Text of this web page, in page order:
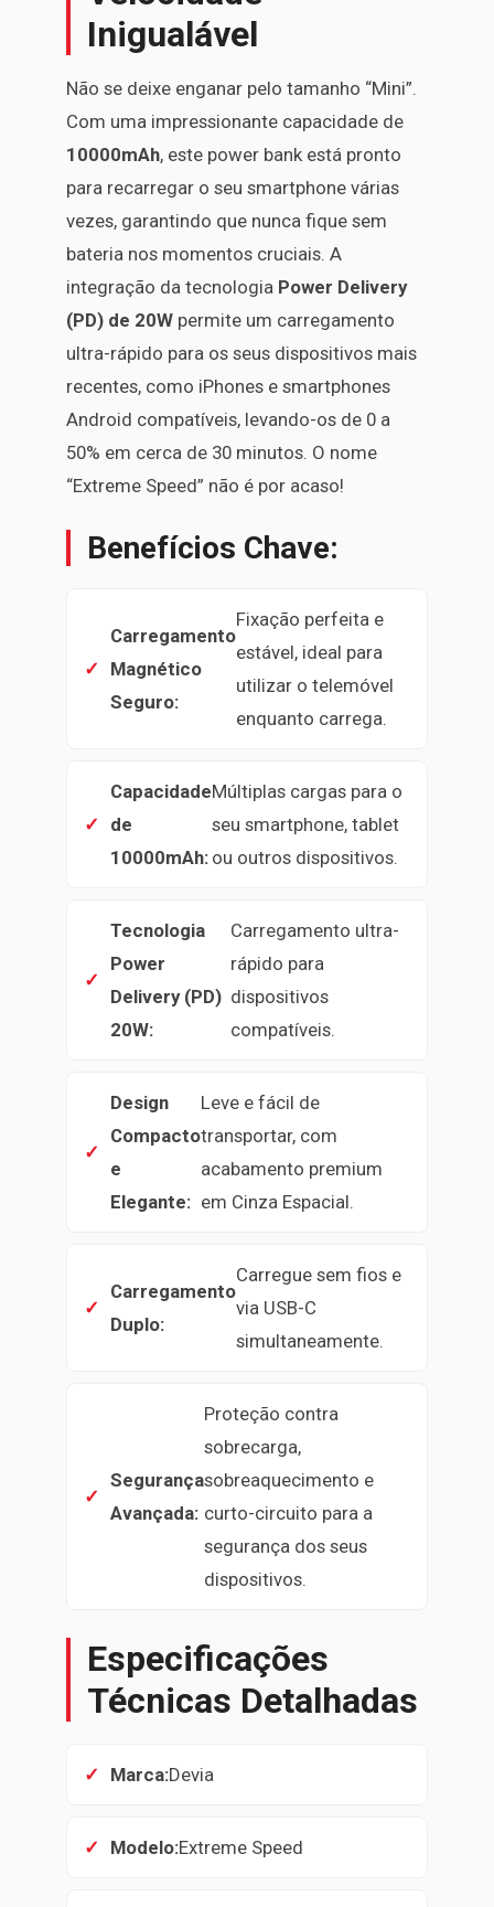
Inigualável
Não se deixe enganar pelo tamanho “Mini”.
Com uma impressionante capacidade de
10000mAh, este power bank está pronto
para recarregar o seu smartphone várias
vezes, garantindo que nunca fique sem
bateria nos momentos cruciais. A
integração da tecnologia Power Delivery
(PD) de 20W permite um carregamento
ultra-rápido para os seus dispositivos mais
recentes, como iPhones e smartphones
Android compatíveis, levando-os de 0 a
50% em cerca de 30 minutos. O nome
“Extreme Speed” não é por acaso!
Benefícios Chave:
Carregamento
Magnético
Seguro:
Fixação perfeita e
estável, ideal para
utilizar o telemóvel
enquanto carrega.
Capacidade
de
10000mAh:
Múltiplas cargas para o
seu smartphone, tablet
ou outros dispositivos.
Tecnologia
Power
Delivery (PD)
20W:
Carregamento ultra-
rápido para
dispositivos
compatíveis.
Design
Compacto
e
Elegante:
Leve e fácil de
transportar, com
acabamento premium
em Cinza Espacial.
Carregamento
Duplo:
Carregue sem fios e
via USB-C
simultaneamente.
Segurança
Avançada:
Proteção contra
sobrecarga,
sobreaquecimento e
curto-circuito para a
segurança dos seus
dispositivos.
Especificações
Técnicas Detalhadas
Marca:Devia
Modelo:Extreme Speed